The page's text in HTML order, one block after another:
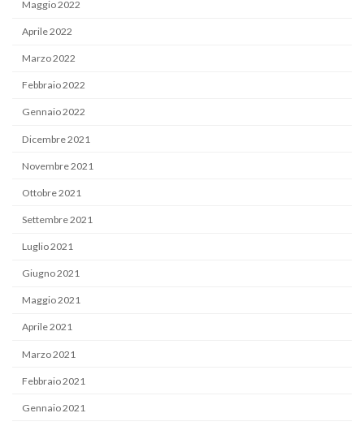
Maggio 2022
Aprile 2022
Marzo 2022
Febbraio 2022
Gennaio 2022
Dicembre 2021
Novembre 2021
Ottobre 2021
Settembre 2021
Luglio 2021
Giugno 2021
Maggio 2021
Aprile 2021
Marzo 2021
Febbraio 2021
Gennaio 2021